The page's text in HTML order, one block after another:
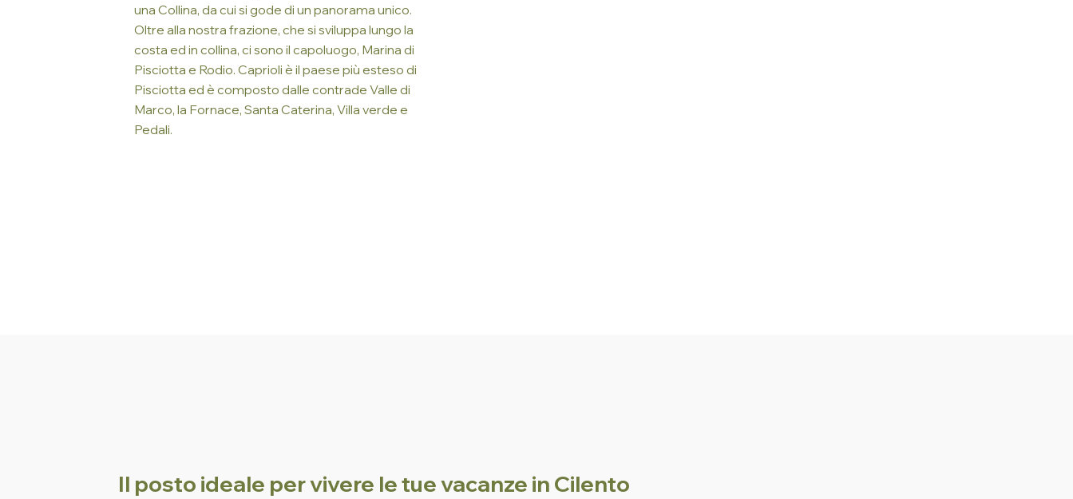
una Collina, da cui si gode di un panorama unico.
Oltre alla nostra frazione, che si sviluppa lungo la
costa ed in collina, ci sono il capoluogo, Marina di
Pisciotta e Rodio. Caprioli è il paese più esteso di
Pisciotta ed è composto dalle contrade Valle di
Marco, la Fornace, Santa Caterina, Villa verde e
Pedali.
Il posto ideale per vivere le tue vacanze in Cilento